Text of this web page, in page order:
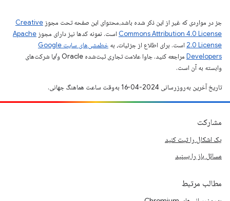
جز در مواردی که غیر از این ذکر شده باشد،‌محتوای این صفحه تحت مجوز Creative
Commons Attribution 4.0 License است. نمونه کدها نیز دارای مجوز Apache
2.0 License است. برای اطلاع از جزئیات، به
خطمشی‌های سایت Google
Developers‏
مراجعه کنید. جاوا علامت تجاری ثبت‌شده Oracle و/یا شرکت‌های
وابسته به آن است.
تاریخ آخرین به‌روزرسانی 2024-04-16 به‌وقت ساعت هماهنگ جهانی.
مشارکت
یک اشکال را ثبت کنید
مسائل باز را ببینید
مطالب مرتبط